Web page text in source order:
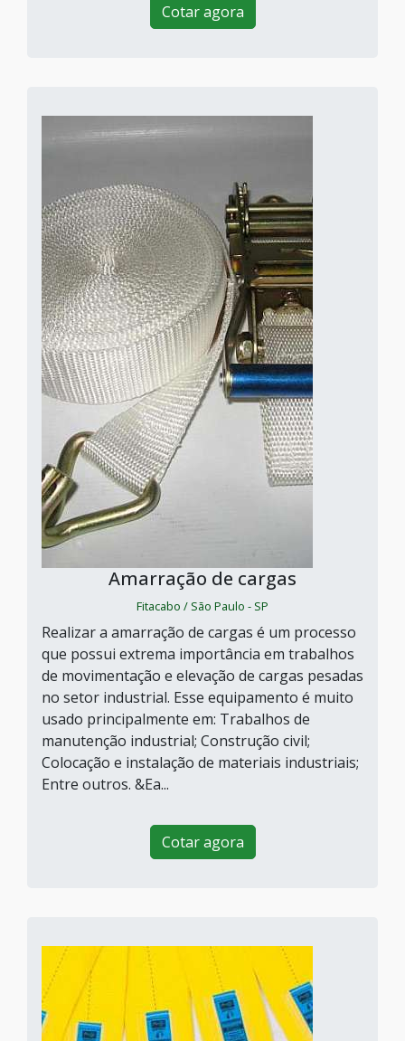
Cotar agora
Amarração de cargas
Fitacabo / São Paulo - SP
Realizar a amarração de cargas é um processo
que possui extrema importância em trabalhos
de movimentação e elevação de cargas pesadas
no setor industrial. Esse equipamento é muito
usado principalmente em: Trabalhos de
manutenção industrial; Construção civil;
Colocação e instalação de materiais industriais;
Entre outros. &Ea...
Cotar agora